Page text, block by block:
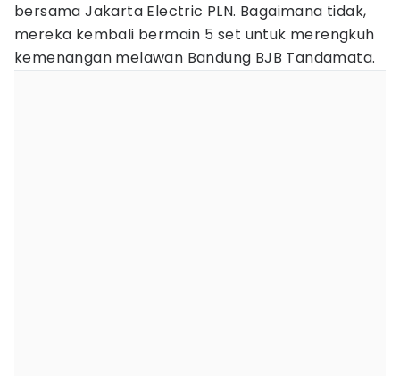
bersama Jakarta Electric PLN. Bagaimana tidak,
mereka kembali bermain 5 set untuk merengkuh
kemenangan melawan Bandung BJB Tandamata.